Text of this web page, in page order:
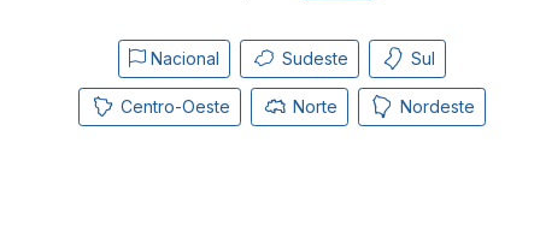
Nacional Sudeste Sul
Centro-Oeste Norte Nordeste